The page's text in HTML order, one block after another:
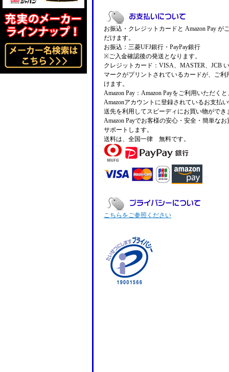
お振込・クレジットカードと Amazon Pay が
だけます。
お振込：三菱UFJ銀行・PayPay銀行
※ご入金確認後の発送となります。
クレジットカード：VISA、MASTER、JCB
マークがプリントされているカードが、ご利
けます。
Amazon Pay：Amazon Payをご利用いただく
Amazonアカウントに登録されているお支払
送先を利用してスピーディにお買い物ができ
Amazon Payでお客様の安心・安全・簡単な
サポートします。
送料は、全国一律 無料です。
こちらをご参照ください